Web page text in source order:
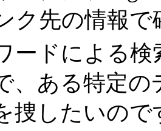
ク先の情報
ードによる
、ある特定
捜したいの